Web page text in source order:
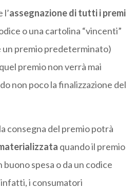
l’assegnazione di tutti i premi
o una cartolina “vincenti”
un premio predeterminato)
premio non verrà mai
non poco la finalizzazione del
consegna del premio potrà
quando il premio
spesa o da un codice
i consumatori